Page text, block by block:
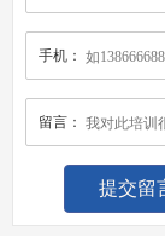
手机：
留言：